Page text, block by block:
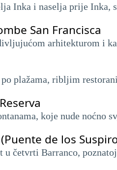
Inka i naselja prije Inka,
San Francisca
arhitekturom i
po plažama, ribljim
koje nude noćno
de los
u četvrti Barranco,